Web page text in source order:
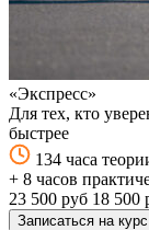
«Экспресс»
Для тех, кто
быстрее
134 часа
+ 8 часов
23 500 руб 18 500
Записаться на курс